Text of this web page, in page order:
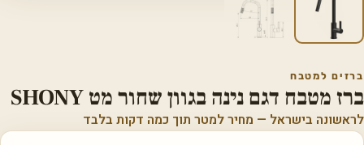
ברזים למטבח
ברז מטבח דגם נינה בגוון שחור מט SHONY
לראשונה בישראל — מחיר למטר תוך כמה דקות בלבד